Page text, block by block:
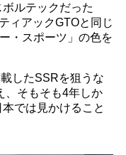
ボルテックだった
ィアックGTOと同じ
・スポーツ」の色を
したSSRを狙うな
、そもそも4年しか
では見かけること